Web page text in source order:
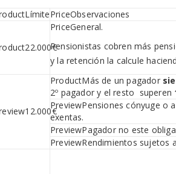
Límite Observaciones
22.000€
General.
Pensionistas cobren más
y la retención la calcule
12.000€
Más de un pagador
2º pagador y el resto superen
Pensiones cónyuge o
exentas.
Pagador no este
Rendimientos sujetos